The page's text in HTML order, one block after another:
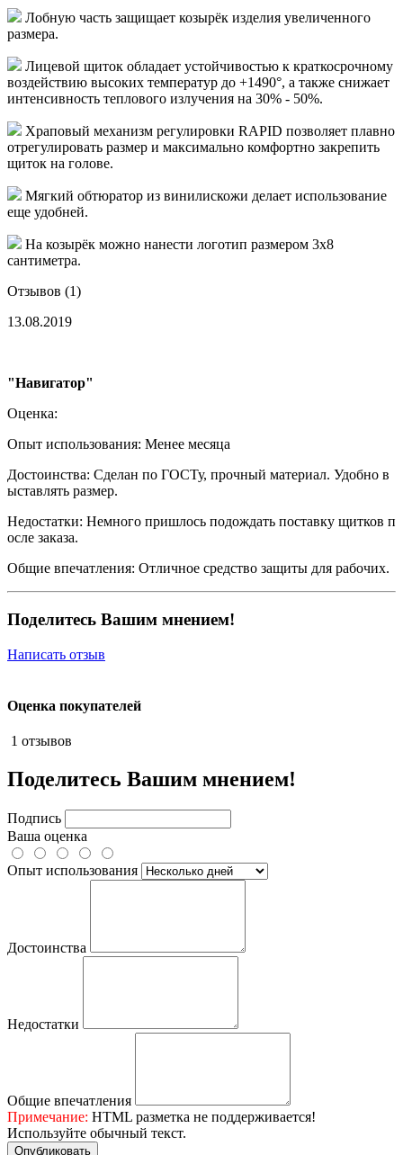
Лобную часть защищает козырёк изделия увеличенного
размера.
Лицевой щиток обладает устойчивостью к краткосрочному
воздействию высоких температур до +1490°, а также снижает
интенсивность теплового излучения на 30% - 50%.
Храповый механизм регулировки RAPID позволяет плавно
отрегулировать размер и максимально комфортно закрепить
щиток на голове.
Мягкий обтюратор из винилискожи делает использование
еще удобней.
На козырёк можно нанести логотип размером 3х8
сантиметра.
Отзывов (1)
13.08.2019
"Навигатор"
Оценка:
Опыт использования: Менее месяца
Достоинства: Сделан по ГОСТу, прочный материал. Удобно в
ыставлять размер.
Недостатки: Немного пришлось подождать поставку щитков п
осле заказа.
Общие впечатления: Отличное средство защиты для рабочих.
Поделитесь Вашим мнением!
Написать отзыв
Оценка покупателей
1 отзывов
Поделитесь Вашим мнением!
Подпись
Ваша оценка
Опыт использования
Достоинства
Недостатки
Общие впечатления
Примечание: HTML разметка не поддерживается!
Используйте обычный текст.
Опубликовать